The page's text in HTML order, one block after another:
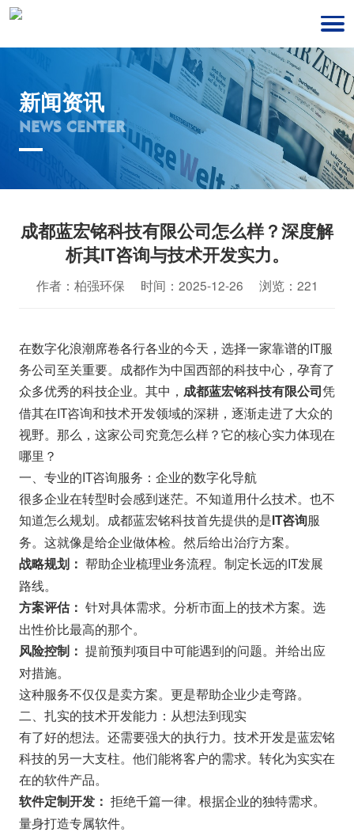
新闻资讯
NEWS CENTER
成都蓝宏铭科技有限公司怎么样？深度解
析其IT咨询与技术开发实力。
作者：柏强环保 时间：2025-12-26 浏览：221
在数字化浪潮席卷各行各业的今天，选择一家靠谱的IT服
务公司至关重要。成都作为中国西部的科技中心，孕育了
众多优秀的科技企业。其中， 成都蓝宏铭科技有限公司凭
借其在IT咨询和技术开发领域的深耕，逐渐走进了大众的
视野。那么，这家公司究竟怎么样？它的核心实力体现在
哪里？
一、专业的IT咨询服务：企业的数字化导航
很多企业在转型时会感到迷茫。不知道用什么技术。也不
知道怎么规划。成都蓝宏铭科技首先提供的是IT咨询服
务。这就像是给企业做体检。然后给出治疗方案。
战略规划： 帮助企业梳理业务流程。制定长远的IT发展
路线。
方案评估： 针对具体需求。分析市面上的技术方案。选
出性价比最高的那个。
风险控制： 提前预判项目中可能遇到的问题。并给出应
对措施。
这种服务不仅仅是卖方案。更是帮助企业少走弯路。
二、扎实的技术开发能力：从想法到现实
有了好的想法。还需要强大的执行力。技术开发是蓝宏铭
科技的另一大支柱。他们能将客户的需求。转化为实实在
在的软件产品。
软件定制开发： 拒绝千篇一律。根据企业的独特需求。
量身打造专属软件。